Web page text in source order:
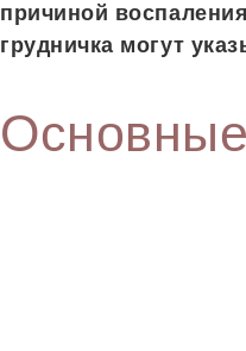
причиной
грудничка могут